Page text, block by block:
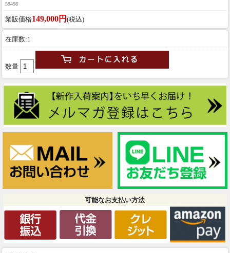
59498
業販価格149,000円 (税込)
在庫数:1
数量
可能なお支払い方法